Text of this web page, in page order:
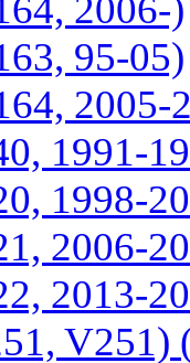
2006-)
95-05)
2005-
1991-
1998-
2006-
2013-
V251)